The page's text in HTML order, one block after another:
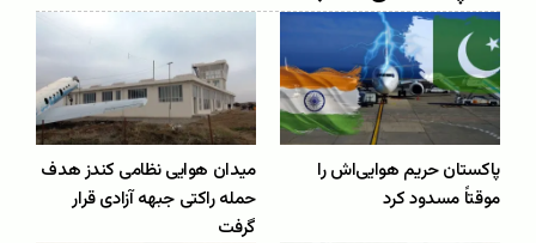
پاکستان حریم هوایی‌اش را
موقتاً مسدود کرد
میدان هوایی نظامی کندز هدف
حمله راکتی جبهه آزادی قرار
گرفت